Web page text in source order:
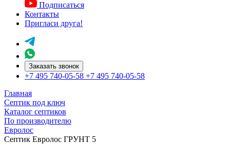
Подписаться
Контакты
Пригласи друга!
Заказать звонок
+7 495 740-05-58 +7 495 740-05-58
Главная
Септик под ключ
Каталог септиков
По производителю
Евролос
Септик Евролос ГРУНТ 5